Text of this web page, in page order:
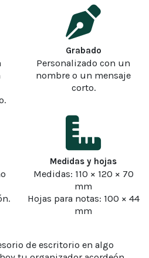
Grabado
Personalizado con un
nombre o un mensaje
corto.
Medidas y hojas
Medidas: 110 × 120 × 70
mm
Hojas para notas: 100 × 44
mm
de escritorio en algo